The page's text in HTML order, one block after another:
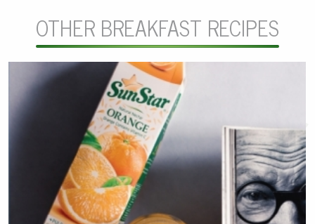
OTHER BREAKFAST RECIPES